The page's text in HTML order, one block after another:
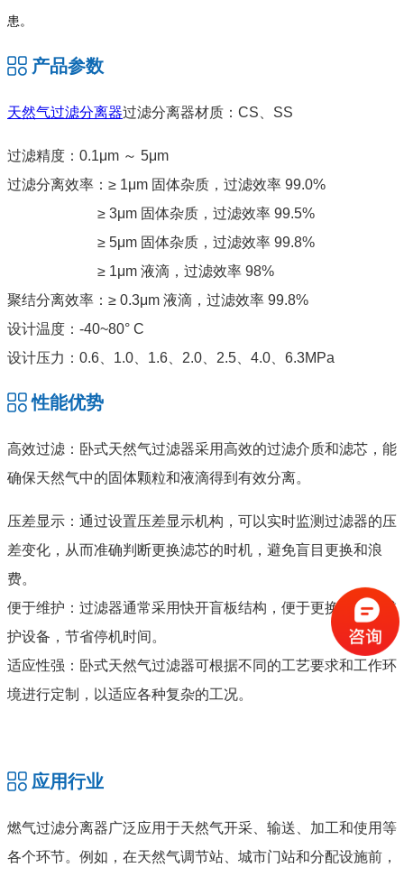
患。
产品参数
天然气过滤分离器过滤分离器材质：CS、SS
过滤精度：0.1μm ～ 5μm
过滤分离效率：≥ 1μm 固体杂质，过滤效率 99.0%
≥ 3μm 固体杂质，过滤效率 99.5%
≥ 5μm 固体杂质，过滤效率 99.8%
≥ 1μm 液滴，过滤效率 98%
聚结分离效率：≥ 0.3μm 液滴，过滤效率 99.8%
设计温度：-40~80° C
设计压力：0.6、1.0、1.6、2.0、2.5、4.0、6.3MPa
性能优势
高效过滤：卧式天然气过滤器采用高效的过滤介质和滤芯，能
确保天然气中的固体颗粒和液滴得到有效分离。
压差显示：通过设置压差显示机构，可以实时监测过滤器的压
差变化，从而准确判断更换滤芯的时机，避免盲目更换和浪
费。
便于维护：过滤器通常采用快开盲板结构，便于更换滤芯或维
护设备，节省停机时间。
适应性强：卧式天然气过滤器可根据不同的工艺要求和工作环
境进行定制，以适应各种复杂的工况。
应用行业
燃气过滤分离器广泛应用于天然气开采、输送、加工和使用等
各个环节。例如，在天然气调节站、城市门站和分配设施前，